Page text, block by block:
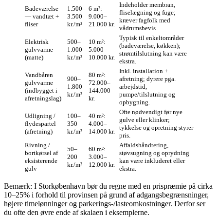
Badeværelse
— vandtæt +
fliser
1.500–
3.500
kr./m²
6 m²:
9.000–
21.000 kr.
Indeholder membran,
fliselægning og fuge;
kræver fagfolk med
vådrumsbevis.
Elektrisk
gulvvarme
(matte)
500–
1.000
kr./m²
10 m²:
5.000–
10.000 kr.
Typisk til enkeltområder
(badeværelse, køkken);
strømtilslutning kan være
ekstra.
Vandbåren
gulvvarme
(indbygget i
afretningslag)
900–
1.800
kr./m²
80 m²:
72.000–
144.000
kr.
Inkl. installation +
afretning; dyrere pga.
arbejdstid,
pumpe/tilslutning og
opbygning.
Udligning /
flydespartel
(afretning)
100–
350
kr./m²
40 m²:
4.000–
14.000 kr.
Ofte nødvendigt før nye
gulve eller klinker;
tykkelse og opretning styrer
pris.
Rivning /
bortkørsel af
eksisterende
gulv
50–
200
kr./m²
60 m²:
3.000–
12.000 kr.
Affaldshåndtering,
støvsugning og oprydning
kan være inkluderet eller
ekstra.
Bemærk: I Storkøbenhavn bør du regne med en prispræmie på cirka
10–25% i forhold til provinsen på grund af adgangsbegrænsninger,
højere timelønninger og parkerings-/lasteomkostninger. Derfor ser
du ofte den øvre ende af skalaen i eksemplerne.